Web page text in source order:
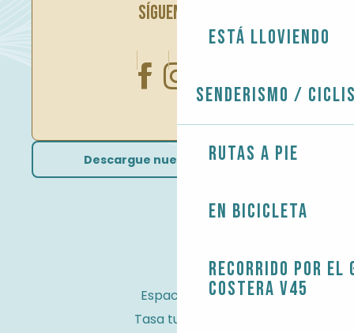
Está lloviendo
Senderismo /
Rutas a pie
En bicicleta
Recorrido por el
costera V45
SÍGUENOS EN
Descargue nuestros folletos
Espacio Pro
Tasa turística